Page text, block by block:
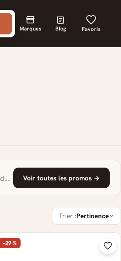
Marques Blog Favoris
Profitez de 10% de réduction sur votre première commande avec le code COOL10 Voir toutes les promos →
Trier :Pertinence
−29 %